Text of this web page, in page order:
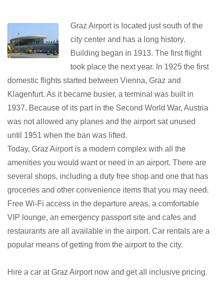
Graz Airport is located just south of the
city center and has a long history.
Building began in 1913. The first flight
took place the next year. In 1925 the first
domestic flights started between Vienna, Graz and
Klagenfurt. As it became busier, a terminal was built in
1937. Because of its part in the Second World War, Austria
was not allowed any planes and the airport sat unused
until 1951 when the ban was lifted.
Today, Graz Airport is a modern complex with all the
amenities you would want or need in an airport. There are
several shops, including a duty free shop and one that has
groceries and other convenience items that you may need.
Free Wi-Fi access in the departure areas, a comfortable
VIP lounge, an emergency passport site and cafes and
restaurants are all available in the airport. Car rentals are a
popular means of getting from the airport to the city.
Hire a car at Graz Airport now and get all inclusive pricing.